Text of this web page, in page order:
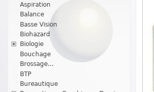
Aspiration
Balance
Basse Vision
Biohazard
Biologie
Bouchage
Brossage...
BTP
Bureautique